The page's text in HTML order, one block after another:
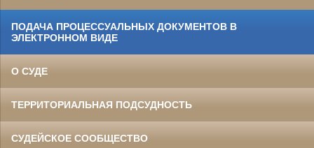
ПОДАЧА ПРОЦЕССУАЛЬНЫХ ДОКУМЕНТОВ В
ЭЛЕКТРОННОМ ВИДЕ
О СУДЕ
ТЕРРИТОРИАЛЬНАЯ ПОДСУДНОСТЬ
СУДЕЙСКОЕ СООБЩЕСТВО